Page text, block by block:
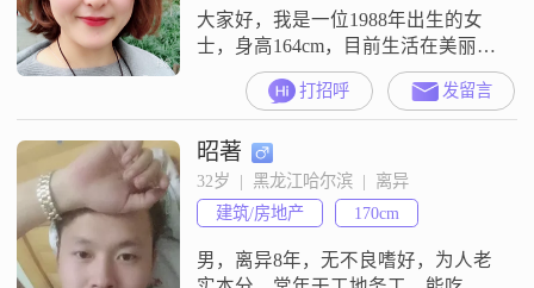
大家好，我是一位1988年出生的女
士，身高164cm，目前生活在美丽的
哈尔滨。我拥有大学本科学历，在
工作中勤奋努力，月收入在8001到
12000元之间。我性格随和，容易相
处，总是希望能给周围的人带来快
乐和舒适的感觉。我认为自己最大
的特点是善解人意，能够理解他人
的想法和感受。在生活中，我注重
细节，善于倾听，总是愿意给予别
打招呼 发留言
昭著
32岁  |  黑龙江哈尔滨  |  离异
建筑/房地产
170cm
男，离异8年，无不良嗜好，为人老